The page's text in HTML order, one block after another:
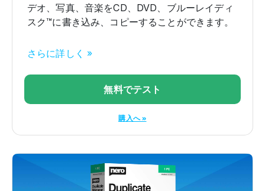
デオ、写真、音楽をCD、DVD、ブルーレイディ
スク™に書き込み、コピーすることができます。
さらに詳しく »
無料でテスト
購入へ »